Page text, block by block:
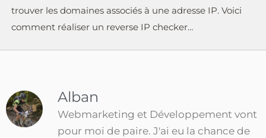
trouver les domaines associés à une adresse IP. Voici
comment réaliser un reverse IP checker…
Alban
Webmarketing et Développement vont
pour moi de paire. J'ai eu la chance de